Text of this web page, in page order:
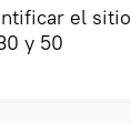
el sitio
y 50